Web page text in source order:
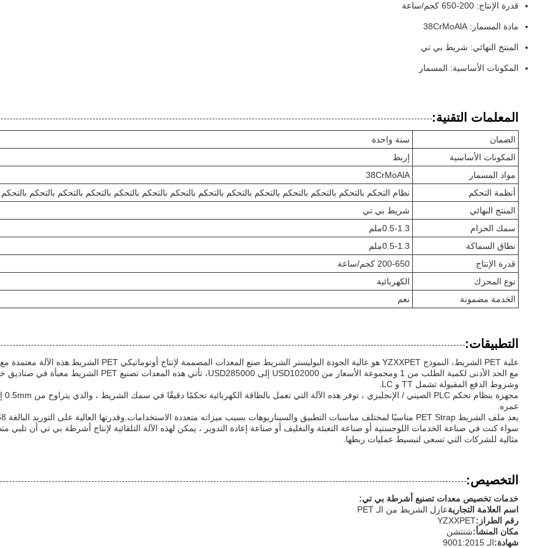
قدرة الإنتاج: 200-650 كجم/ساعة
مادة المسمار: 38CrMoAlA
المنتج النهائي: شريط بي تي
المكونات الأساسية: المسمار
المعلمات التقنية:
الضمان
سنة واحدة
المكونات الأساسية
إربط
مواد المسمار
38CrMoAlA
أنظمة التحكم
نظام التحكم بالتحكم بالتحكم بالتحكم بالتحكم بالتحكم بالتحكم بالتحكم بالتحكم بالتحكم بالتحكم بالتحكم بالتحكم بالتحكم
المنتج النهائي
شريط بي تي
سمك الحزام
0.5-1.3ملم
نطاق السماكة
0.5-1.3ملم
قدرة الإنتاج
200-650 كجم/ساعة
نوع المحرك
الكهربائية
الخدمة مضمونة
نعم
التطبيقات:
علبة PET الشريط، النموذج YZXXPET هو عالية الجودة البوليستر الشريط صنع المعدات المصممة لإنتاج أوتوماتيكي PET الشريط.هذه الآلة معتمدة مع ISO9001:2015لضمان موثوقيتها وأدائها.
وشروط الدفع المقبولة تشمل TT و LC.
عمره.
يعد ملف الشريط PET Strap مناسبًا لمختلف مناسبات التطبيق والسيناريوهات بسبب ميزاته متعددة الاستخدامات.وقدرتها العالية على التوريد البالغة 168 وحدة تضمن توافر ثابت لاحتياجات الإنتاج الكبير.
سواء كنت في صناعة الخدمات اللوجستية أو صناعة التعبئة والتغليف أو صناعة إعادة التدوير ، يمكن لهذه الآلة التلقائية لإنتاج أشرطة بي تي أن تلبي
مثالية للشركات التي تسعى لتبسيط عمليات ربطها.
التخصيص:
خدمات تخصيص معدات تصنيع أشرطة بي تي:
اسم العلامة التجاريةعازل الشريط من الـ PET
رقم الطراز:YZXXPET
مكان المنشأ:شنتشن
شهادة:الـ 9001:2015